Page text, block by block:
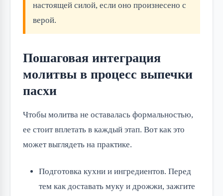
настоящей силой, если оно произнесено с
верой.
Пошаговая интеграция
молитвы в процесс выпечки
пасхи
Чтобы молитва не оставалась формальностью,
ее стоит вплетать в каждый этап. Вот как это
может выглядеть на практике.
Подготовка кухни и ингредиентов. Перед
тем как доставать муку и дрожжи, зажгите